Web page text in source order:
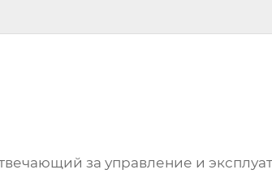
за управление и